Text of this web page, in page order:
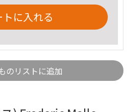
トに入れる
のリストに追加